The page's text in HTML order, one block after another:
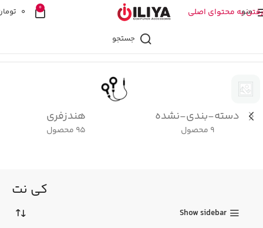
رفتن به محتوای اصلی
منو 0
0
جستجو
دسته-بندی-نشده
9 محصول
هندزفری
95 محصول
کی نت
Show sidebar